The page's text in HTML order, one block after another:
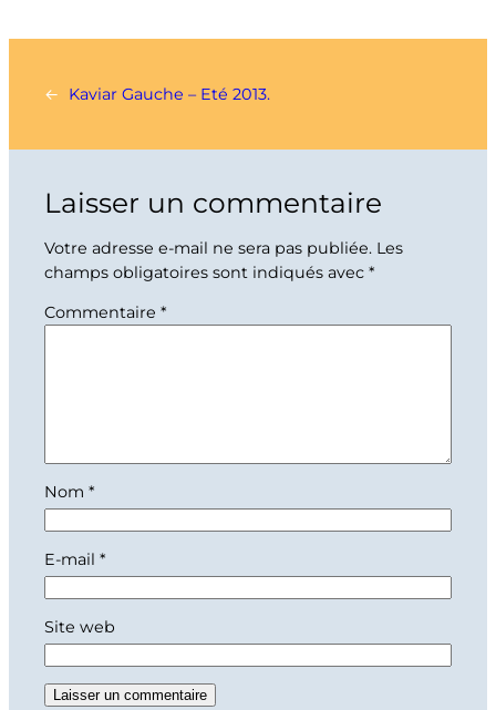
← Kaviar Gauche – Eté 2013.
Laisser un commentaire
Votre adresse e-mail ne sera pas publiée. Les
champs obligatoires sont indiqués avec *
Commentaire *
Nom *
E-mail *
Site web